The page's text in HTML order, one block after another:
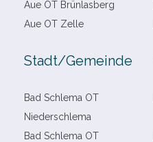
Aue OT Brünlasberg
Aue OT Zelle
Stadt/​Gemeinde
Bad Schlema OT
Niederschlema
Bad Schlema OT